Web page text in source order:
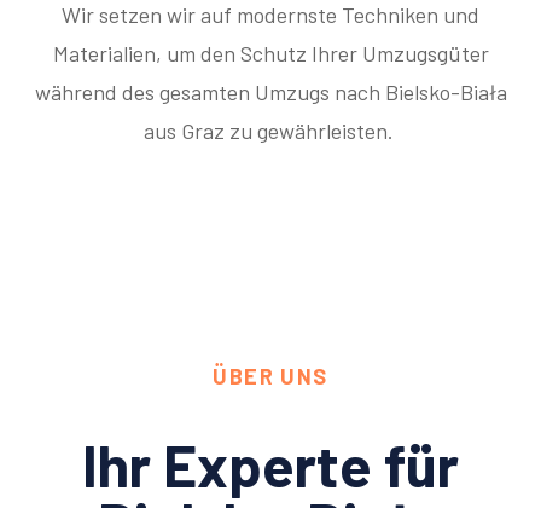
Wir setzen wir auf modernste Techniken und
Materialien, um den Schutz Ihrer Umzugsgüter
während des gesamten Umzugs nach Bielsko-Biała
aus Graz zu gewährleisten.
ÜBER UNS
Ihr Experte für